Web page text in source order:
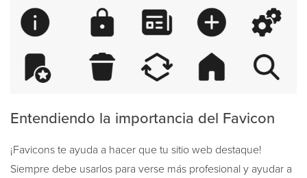
Entendiendo la importancia del Favicon
¡Favicons te ayuda a hacer que tu sitio web destaque!
Siempre debe usarlos para verse más profesional y ayudar a